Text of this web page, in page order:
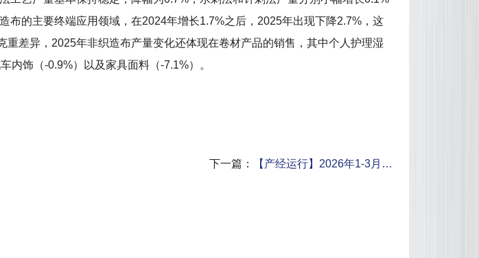
布的主要终端应用领域，在2024年增长1.7%之后，2025年出现下降2.7%，这
重差异，2025年非织造布产量变化还体现在卷材产品的销售，其中个人护理湿
内饰（-0.9%）以及家具面料（-7.1%）。
下一篇： 【产经运行】2026年1-3月…